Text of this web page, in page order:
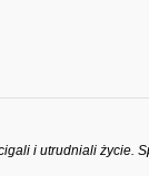
i utrudniali życie.